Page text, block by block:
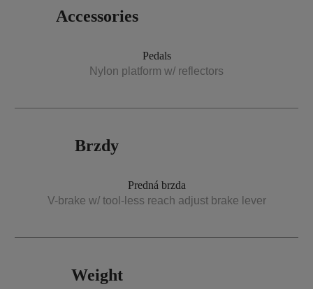
Accessories
Pedals
Nylon platform w/ reflectors
Brzdy
Predná brzda
V-brake w/ tool-less reach adjust brake lever
Weight